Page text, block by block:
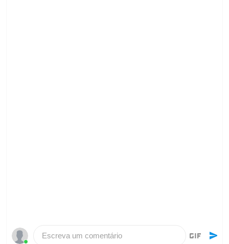
Escreva um comentário